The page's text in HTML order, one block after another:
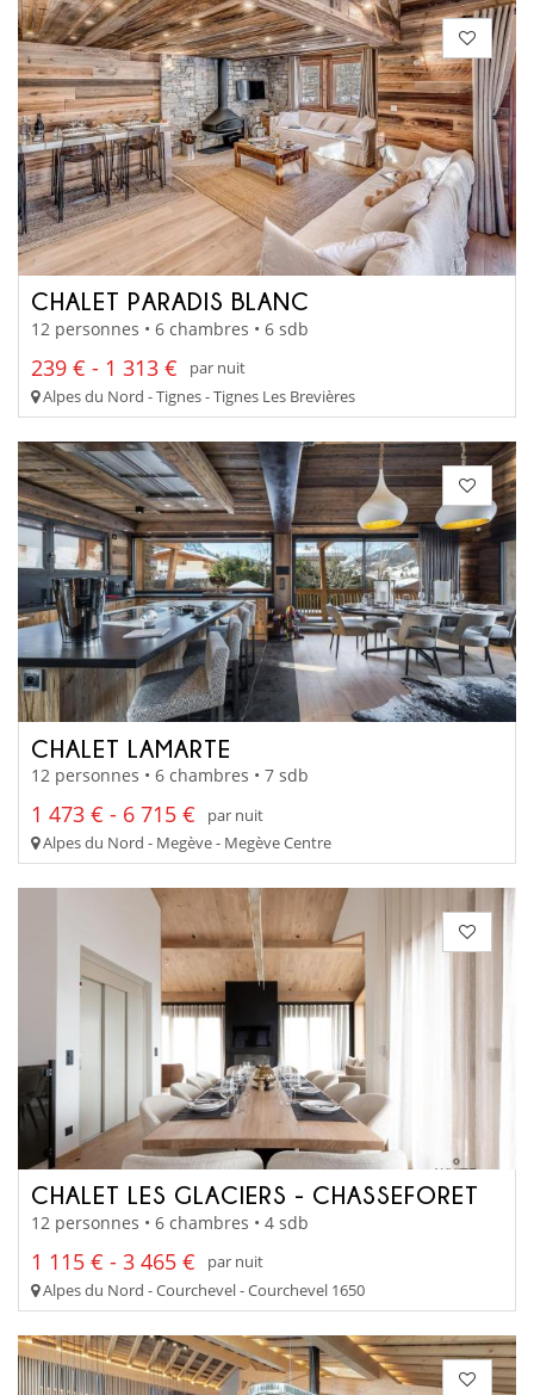
CHALET PARADIS BLANC
12 personnes • 6 chambres • 6 sdb
239 € - 1 313 €
par nuit
Alpes du Nord - Tignes - Tignes Les Brevières
CHALET LAMARTE
12 personnes • 6 chambres • 7 sdb
1 473 € - 6 715 €
par nuit
Alpes du Nord - Megève - Megève Centre
CHALET LES GLACIERS - CHASSEFORET
12 personnes • 6 chambres • 4 sdb
1 115 € - 3 465 €
par nuit
Alpes du Nord - Courchevel - Courchevel 1650